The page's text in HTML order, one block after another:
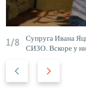
1/8
Супруга Ивана
СИЗО. Вскоре у